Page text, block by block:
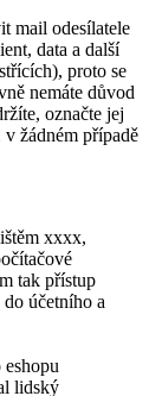
mail odesílatele
data a další
proto se
nemáte důvod
označte jej
v žádném případě
xxxx,
tak přístup
účetního a
lidský